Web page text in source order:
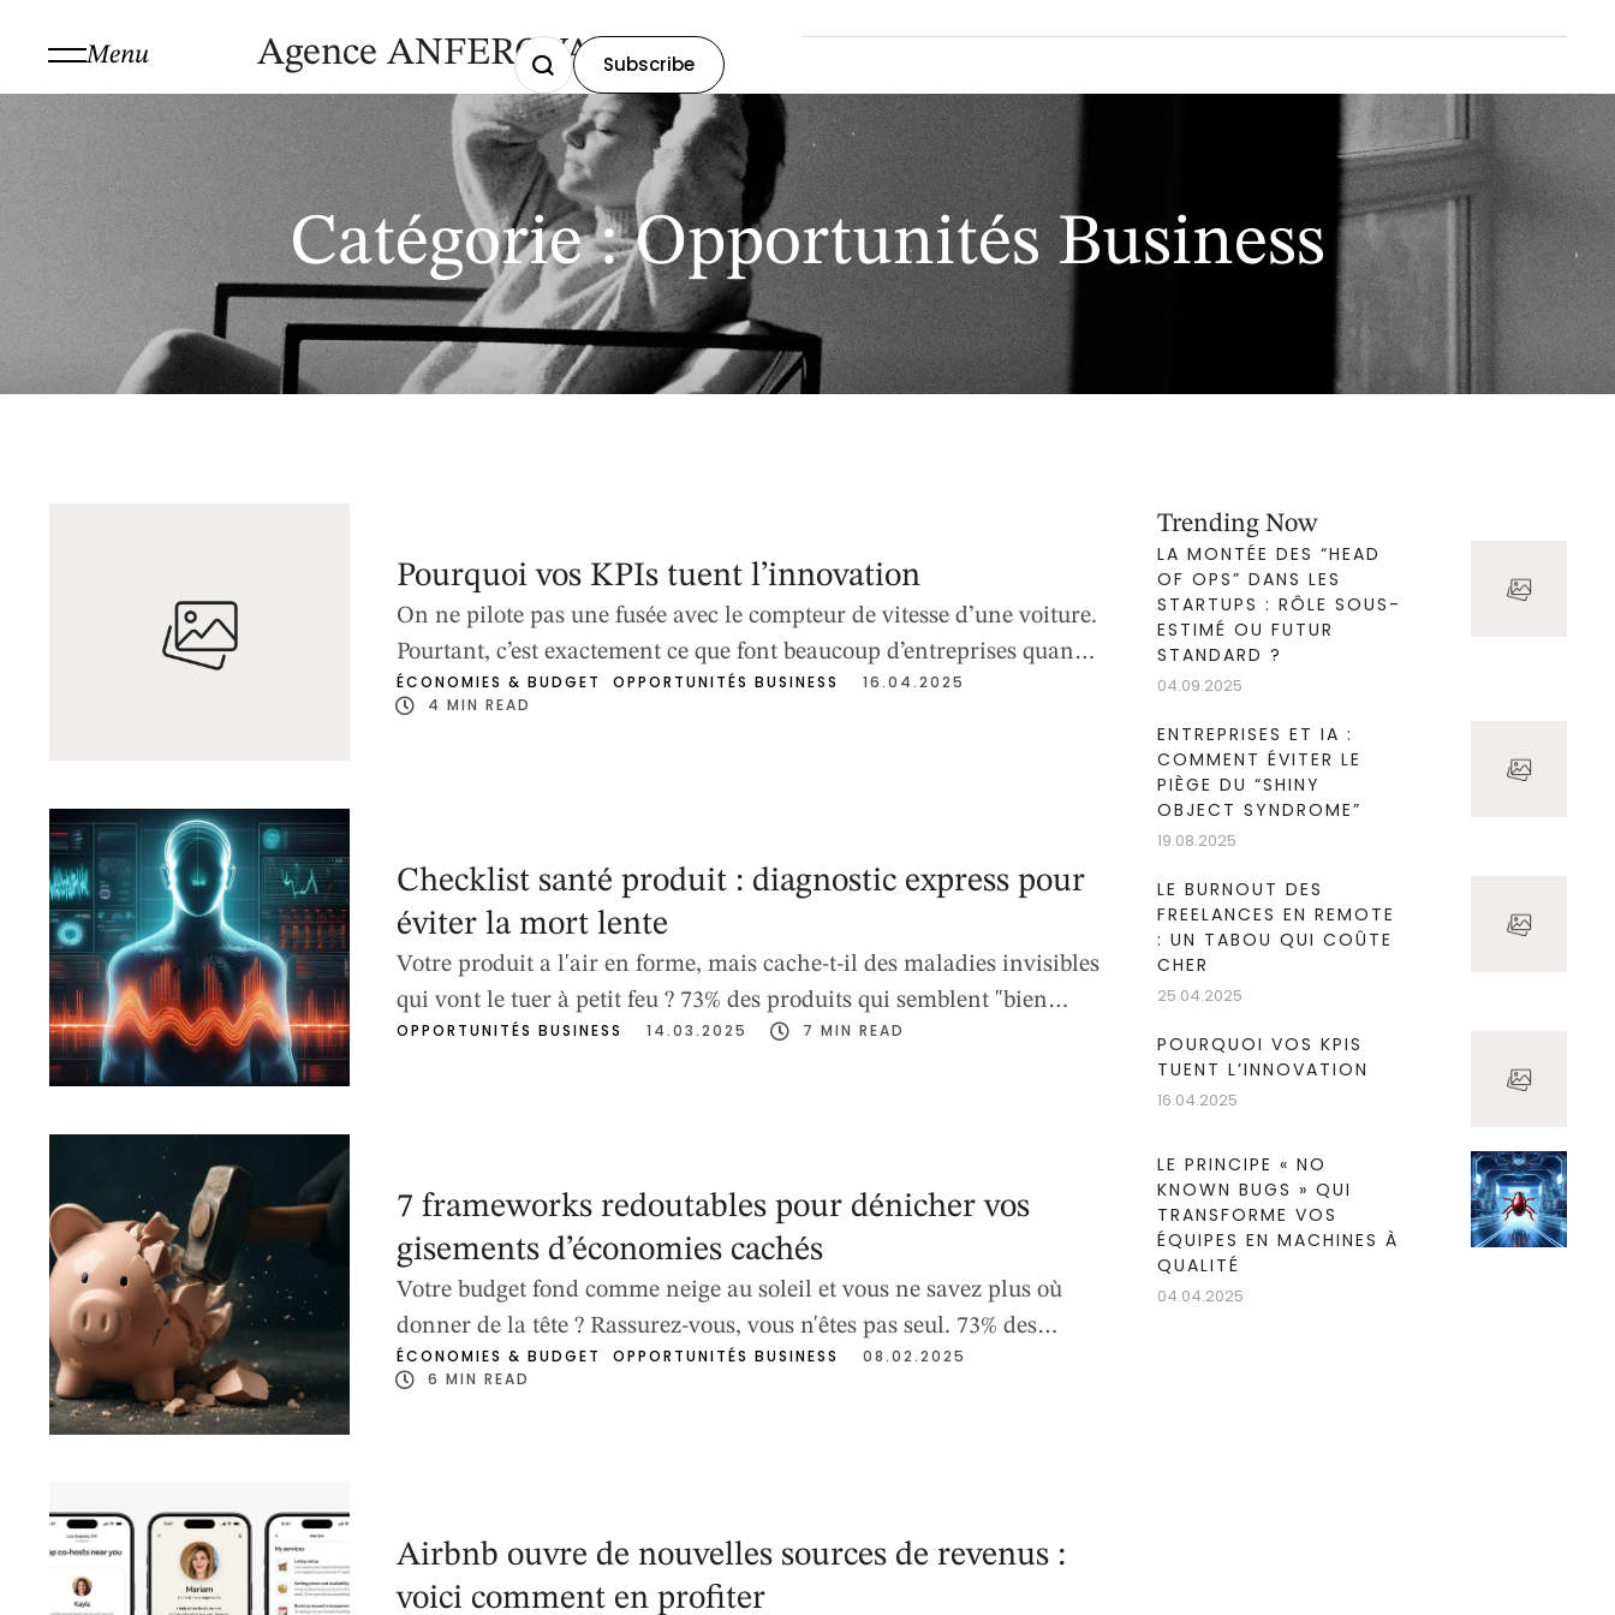
Menu Agence ANFEROVA Subscribe
Catégorie :Opportunités Business
ÉCONOMIES & BUDGET OPPORTUNITÉS BUSINESS
16.04.2025
4 MIN READ
Pourquoi vos KPIs tuent l’innovation
On ne pilote pas une fusée avec le compteur de vitesse d’une voiture.
Pourtant, c’est exactement ce que font beaucoup d’entreprises quand
elles évaluent leurs produits uniquement à travers des KPIs. Les
OPPORTUNITÉS BUSINESS 14.03.2025 7 MIN READ
Checklist santé produit : diagnostic express pour
éviter la mort lente
Votre produit a l'air en forme, mais cache-t-il des maladies invisibles
qui vont le tuer à petit feu ? 73% des produits qui semblent "bien
aller" ont en réalité des failles critiques qui explosent au moment du
ÉCONOMIES & BUDGET OPPORTUNITÉS BUSINESS
08.02.2025
6 MIN READ
7 frameworks redoutables pour dénicher vos
gisements d’économies cachés
Votre budget fond comme neige au soleil et vous ne savez plus où
donner de la tête ? Rassurez-vous, vous n'êtes pas seul. 73% des
entreprises admettent gaspiller entre 15 et 30% de leur budget sans
Airbnb ouvre de nouvelles sources de revenus :
voici comment en profiter
Trending Now
LA MONTÉE DES “HEAD
OF OPS” DANS LES
STARTUPS : RÔLE SOUS-
ESTIMÉ OU FUTUR
STANDARD ?
04.09.2025
ENTREPRISES ET IA :
COMMENT ÉVITER LE
PIÈGE DU “SHINY
OBJECT SYNDROME”
19.08.2025
LE BURNOUT DES
FREELANCES EN REMOTE
: UN TABOU QUI COÛTE
CHER
25.04.2025
POURQUOI VOS KPIS
TUENT L’INNOVATION
16.04.2025
LE PRINCIPE « NO
KNOWN BUGS » QUI
TRANSFORME VOS
ÉQUIPES EN MACHINES À
QUALITÉ
04.04.2025